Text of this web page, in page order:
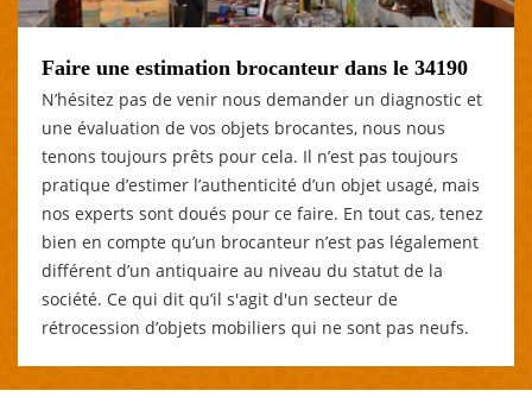
Faire une estimation brocanteur dans le 34190
N’hésitez pas de venir nous demander un diagnostic et
une évaluation de vos objets brocantes, nous nous
tenons toujours prêts pour cela. Il n’est pas toujours
pratique d’estimer l’authenticité d’un objet usagé, mais
nos experts sont doués pour ce faire. En tout cas, tenez
bien en compte qu’un brocanteur n’est pas légalement
différent d’un antiquaire au niveau du statut de la
société. Ce qui dit qu’il s'agit d'un secteur de
rétrocession d’objets mobiliers qui ne sont pas neufs.